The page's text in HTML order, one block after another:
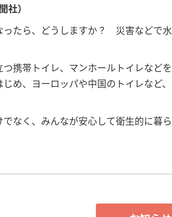
）
たら、どうしますか？ 災害などで
携帯トイレ、マンホールトイレなど
め、ヨーロッパや中国のトイレなど
なく、みんなが安心して衛生的に暮